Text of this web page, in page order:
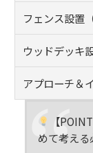
フェンス設置
ウッドデッキ
アプローチ＆
【
めて考える